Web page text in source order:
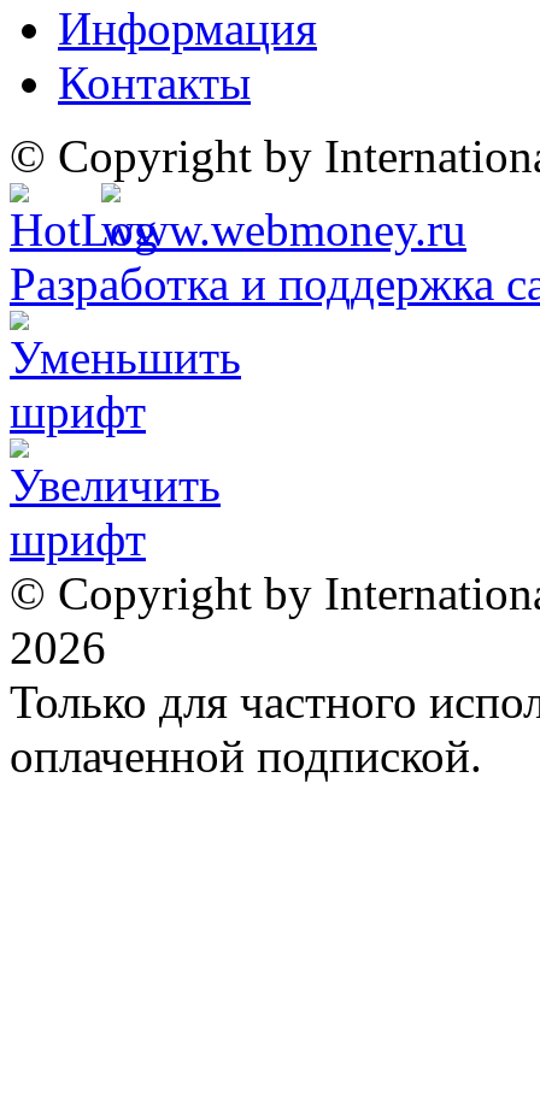
Информация
Контакты
© Copyright by
Разработка и поддержка
© Copyright by
2026
Только для частного
оплаченной подпиской.